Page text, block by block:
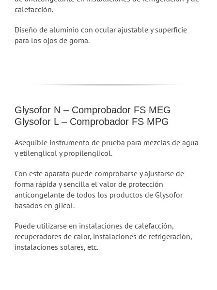
calefacción.
Diseño de aluminio con ocular ajustable y superficie
para los ojos de goma.
Glysofor N – Comprobador FS MEG
Glysofor L – Comprobador FS MPG
Asequible instrumento de prueba para mezclas de agua
y etilenglicol y propilenglicol.
Con este aparato puede comprobarse y ajustarse de
forma rápida y sencilla el valor de protección
anticongelante de todos los productos de Glysofor
basados en glicol.
Puede utilizarse en instalaciones de calefacción,
recuperadores de calor, instalaciones de refrigeración,
instalaciones solares, etc.